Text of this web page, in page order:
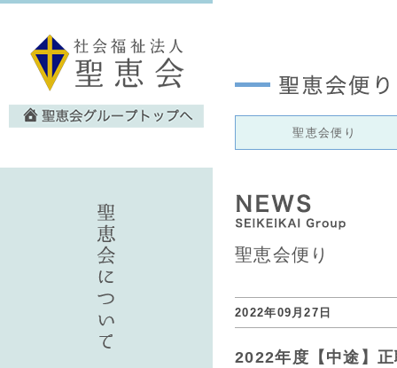
聖恵会便り
聖恵会便り
2022年09月27日
2022年度【中途】